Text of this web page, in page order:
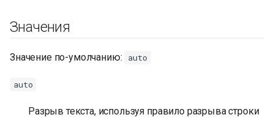
Значения
Значение по-умолчанию: auto
auto
Разрыв текста, используя правило разрыва строки